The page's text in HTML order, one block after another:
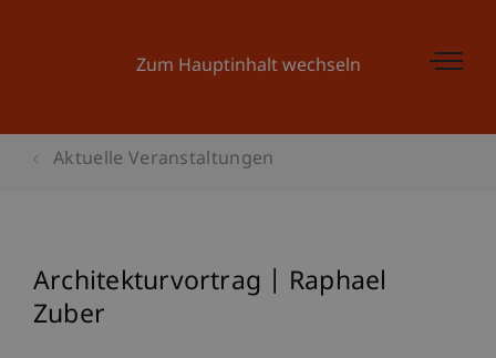
Zum Hauptinhalt wechseln
Aktuelle Veranstaltungen
Architekturvortrag | Raphael
Zuber